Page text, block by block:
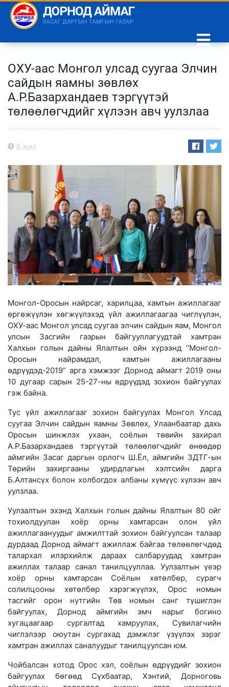
ОХУ-аас Монгол улсад суугаа Элчин
сайдын яамны зөвлөх
А.Р.Базархандаев тэргүүтэй
төлөөлөгчдийг хүлээн авч уулзлаа
6 жил
Монгол-Оросын найрсаг, харилцаа, хамтын ажиллагааг
өргөжүүлэн хөгжүүлэхэд үйл ажиллагаагаа чиглүүлэн,
ОХУ-аас Монгол улсад суугаа элчин сайдын яам, Монгол
улсын Засгийн газрын байгууллагуудтай хамтран
Халхын голын дайны Ялалтын ойн хүрээнд “Монгол-
Оросын найрамдал, хамтын ажиллагааны
өдрүүдэд-2019” арга хэмжээг Дорнод аймагт 2019 оны
10 дугаар сарын 25-27-ны өдрүүдэд зохион байгуулах
гэж байна.
Тус үйл ажиллагааг зохион байгуулах Монгол Улсад
суугаа Элчин сайдын яамны Зөвлөх, Улаанбаатар дахь
Оросын шинжлэх ухаан, соёлын төвийн захирал
А.Р.Базархандаев тэргүүтэй төлөөлөгчдийг өнөөдөр
аймгийн Засаг даргын орлогч Ш.Ёл, аймгийн ЗДТГ-ын
Төрийн захиргааны удирдлагын хэлтсийн дарга
Б.Алтансүх болон холбогдох албаны хүмүүс хүлээн авч
уулзлаа.
Уулзалтын эхэнд Халхын голын дайны Ялалтын 80 ойг
тохиолдуулан хоёр орны хамтарсан олон үйл
ажиллагаануудыг амжилттай зохион байгуулсан талаар
дурдаад Дорнод аймагт ажиллаж байгаа төлөөлөгчдөд
талархал илэрхийлж дараах салбаруудад хамтран
ажиллах талаар санал танилцууллаа. Уулзалтын үеэр
хоёр орны хамтарсан Соёлын хөтөлбөр, сурагч
солилцооны хөтөлбөр хэрэгжүүлэх, Орос номын
тасгийг орон нутгийн Төв номын санг түшиглэн
байгуулах, Дорнод аймгийн эмч нарыг богино
хугацаагаар сургалтад хамруулах, Сувилагчийн
чиглэлээр оюутан сургахад дэмжлэг үзүүлэх зэрэг
хамтран ажиллах саналуудыг танилцуулсан юм.
Чойбалсан хотод Орос хэл, соёлын өдрүүдийг зохион
байгуулах бөгөөд Сүхбаатар, Хэнтий, Дорноговь